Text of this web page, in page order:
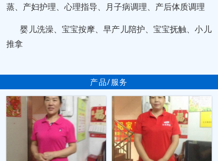
蒸、产妇护理、心理指导、月子病调理、产后体质调理
婴儿洗澡、宝宝按摩、早产儿陪护、宝宝抚触、小儿
推拿
产品/服务